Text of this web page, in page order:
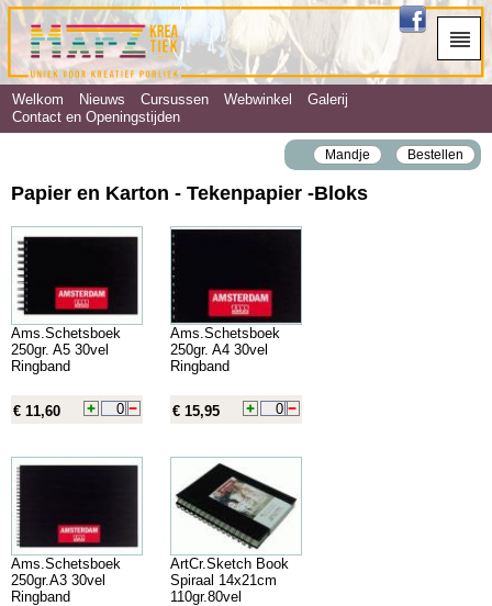
Welkom Nieuws Cursussen Webwinkel
Galerij
Contact en Openingstijden
Mandje Bestellen
Papier en Karton - Tekenpapier ‐Bloks
Ams.Schetsboek
250gr. A5 30vel
Ringband
€ 11,60
Ams.Schetsboek
250gr. A4 30vel
Ringband
€ 15,95
Ams.Schetsboek
250gr.A3 30vel
Ringband
ArtCr.Sketch Book
Spiraal 14x21cm
110gr.80vel